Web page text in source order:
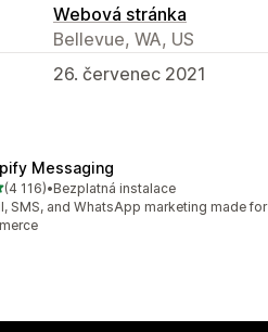
Webová stránka
Bellevue, WA, US
26. červenec 2021
Messaging
hvězd
(4 116)počet recenzí: 4116
•Bezplatná instalace
SMS, and WhatsApp marketing made for